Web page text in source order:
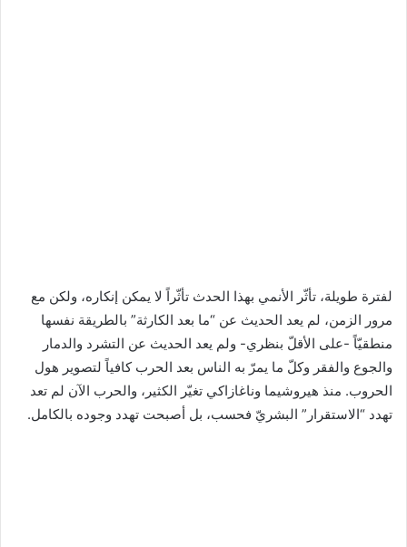
لفترة طويلة، تأثّر الأنمي بهذا الحدث تأثّراً لا يمكن إنكاره، ولكن مع
مرور الزمن، لم يعد الحديث عن “ما بعد الكارثة” بالطريقة نفسها
منطقيّاً -على الأقلّ بنظري- ولم يعد الحديث عن التشرد والدمار
والجوع والفقر وكلّ ما يمرّ به الناس بعد الحرب كافياً لتصوير هول
الحروب. منذ هيروشيما وناغازاكي تغيّر الكثير، والحرب الآن لم تعد
تهدد “الاستقرار” البشريّ فحسب، بل أصبحت تهدد وجوده بالكامل.